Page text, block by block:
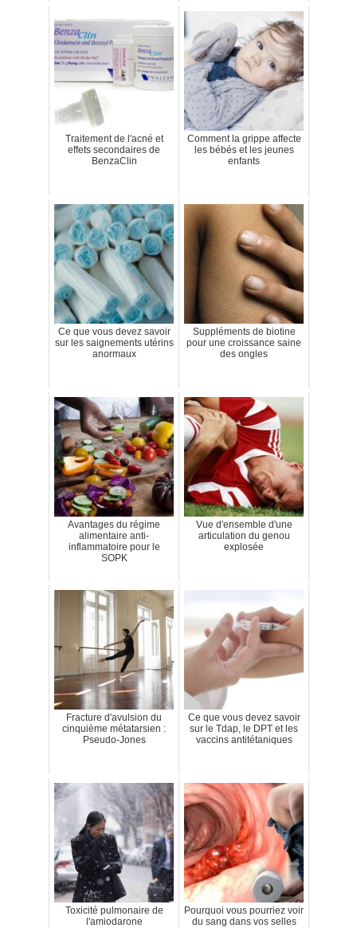
Traitement de l'acné et
effets secondaires de
BenzaClin
Comment la grippe affecte
les bébés et les jeunes
enfants
Ce que vous devez savoir
sur les saignements utérins
anormaux
Suppléments de biotine
pour une croissance saine
des ongles
Avantages du régime
alimentaire anti-
inflammatoire pour le
SOPK
Vue d'ensemble d'une
articulation du genou
explosée
Fracture d'avulsion du
cinquième métatarsien :
Pseudo-Jones
Ce que vous devez savoir
sur le Tdap, le DPT et les
vaccins antitétaniques
Toxicité pulmonaire de
l'amiodarone
Pourquoi vous pourriez voir
du sang dans vos selles